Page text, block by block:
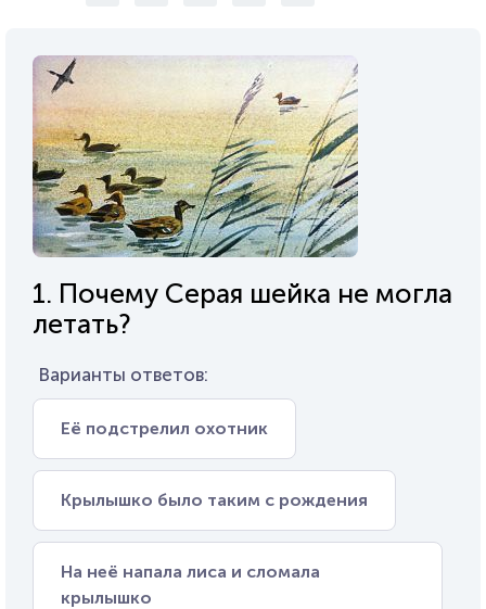
1. Почему Серая шейка не могла
летать?
Варианты ответов:
Её подстрелил охотник
Крылышко было таким с рождения
На неё напала лиса и сломала
крылышко